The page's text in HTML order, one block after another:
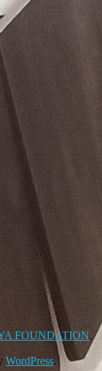
FOUNDATION.
WordPress.